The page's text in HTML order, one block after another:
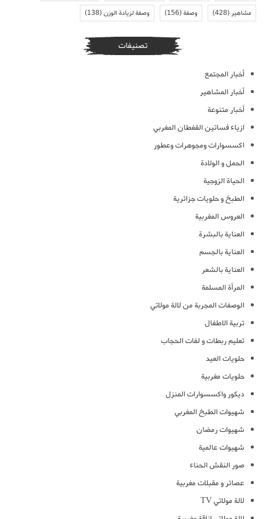
مشاهير(428) وصفة(156) وصفة لزيادة الوزن(138)
تصنيفات
أخبار المجتمع
أخبار المشاهير
أخبار متنوعة
ازياء فساتين القفطان المغربي
اكسسوارات ومجوهرات وعطور
الحمل و الولادة
الحياة الزوجية
الطبخ و حلويات جزائرية
العروس المغربية
العناية بالبشرة
العناية بالجسم
العناية بالشعر
المرأة المسلمة
الوصفات المجربة من لالة مولاتي
تربية الاطفال
تعليم ربطات و لفات الحجاب
حلويات العيد
حلويات مغربية
ديكور واكسسوارات المنزل
شهيوات الطبخ المغربي
شهيوات رمضان
شهيوات عالمية
صور النقش الحناء
عصائر و مقبلات مغربية
لالة مولاتي TV